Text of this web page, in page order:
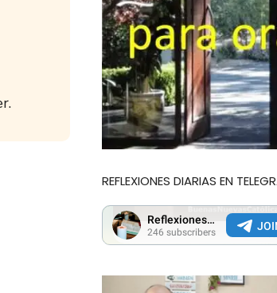
REFLEXIONES DIARIAS EN